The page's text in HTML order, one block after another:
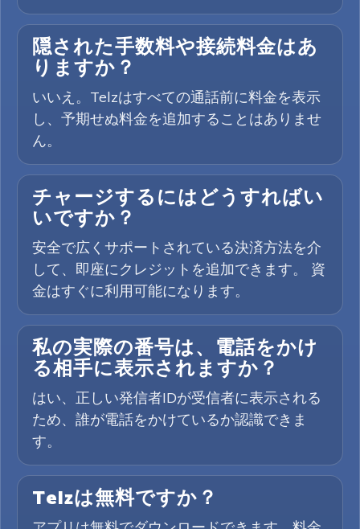
隠された手数料や接続料金はあ
りますか？
いいえ。Telzはすべての通話前に料金を表示
し、予期せぬ料金を追加することはありませ
ん。
チャージするにはどうすればい
いですか？
安全で広くサポートされている決済方法を介
して、即座にクレジットを追加できます。 資
金はすぐに利用可能になります。
私の実際の番号は、電話をかけ
る相手に表示されますか？
はい、正しい発信者IDが受信者に表示される
ため、誰が電話をかけているか認識できま
す。
Telzは無料ですか？